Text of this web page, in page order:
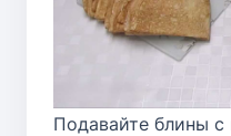
Подавайте блины